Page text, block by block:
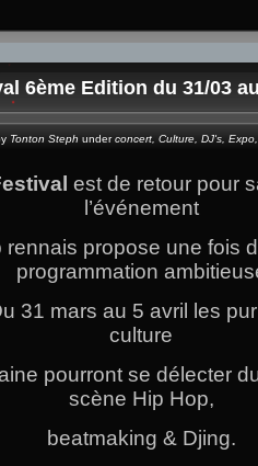
6ème Edition du 31/03
Tonton Steph underconcert Culture DJ's Expo
est de retour pour
l’événement
rennais propose une fois
programmation
31 mars au 5 avril les
culture
pourront se délecter
scène Hip Hop,
beatmaking & Djing.